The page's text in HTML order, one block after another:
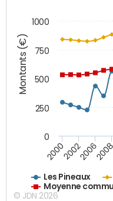
Montants (€)
Les Pineaux
Moyenne
200020022006
0
250
500
750
1000
© JDN 2026